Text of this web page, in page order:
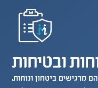
ובטיחות
מרגישים ביטחון ונוחות,